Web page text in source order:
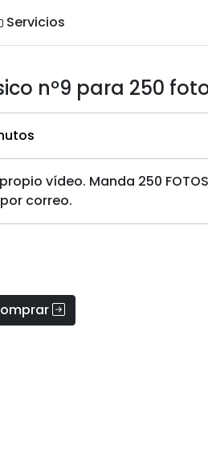
Servicios
nº9 para 250
vídeo. Manda 250
correo.